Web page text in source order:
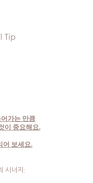
가는 만큼
이 중요해요.
어 보세요.
시너지: